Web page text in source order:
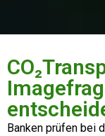
Banken prüfen bei